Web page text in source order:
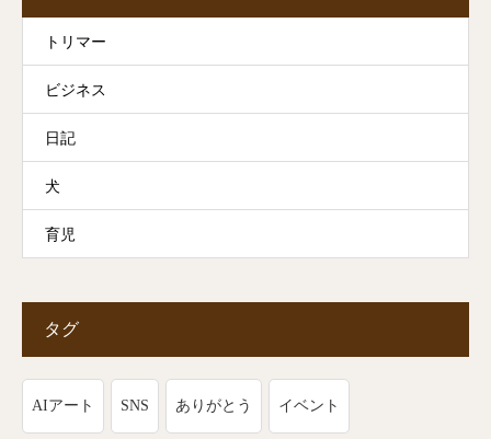
トリマー
ビジネス
日記
犬
育児
タグ
AIアート SNS ありがとう イベント